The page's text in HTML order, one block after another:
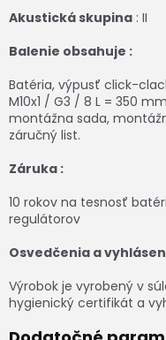
Akustická skupina : II
Balenie obsahuje :
Batéria, výpusť click-
M10x1 / G3 / 8 L = 350
montážna sada,
záručný list.
Záruka :
10 rokov na tesnosť
regulátorov
Osvedčenia a
Výrobok je vyrobený v
hygienický certifikát a